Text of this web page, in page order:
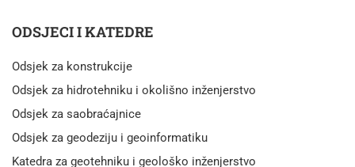
ODSJECI I KATEDRE
Odsjek za konstrukcije
Odsjek za hidrotehniku i okolišno inženjerstvo
Odsjek za saobraćajnice
Odsjek za geodeziju i geoinformatiku
Katedra za geotehniku i geološko inženjerstvo